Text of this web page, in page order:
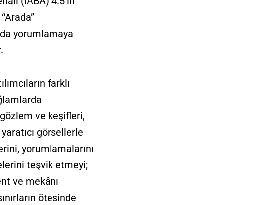
yorumlamaya
farklı
ve keşifleri,
görsellerle
yorumlamalarını
teşvik etmeyi;
ve mekânı
ötesinde